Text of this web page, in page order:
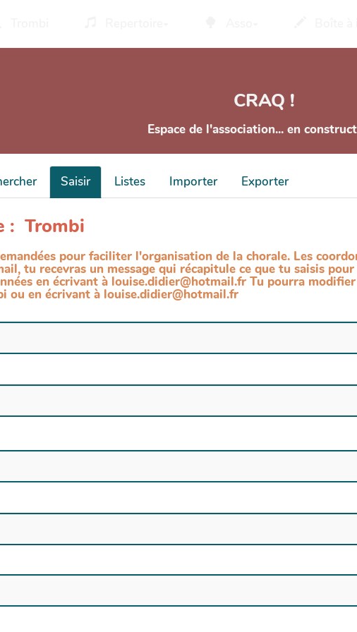
CRAQ !
Espace de l'association... en
Saisir Listes Importer Exporter
: Trombi
pour faciliter l'organisation de la chorale. Les
tu recevras un message qui récapitule ce que tu saisis
en écrivant à louise.didier@hotmail.fr Tu pourra
ou en écrivant à louise.didier@hotmail.fr